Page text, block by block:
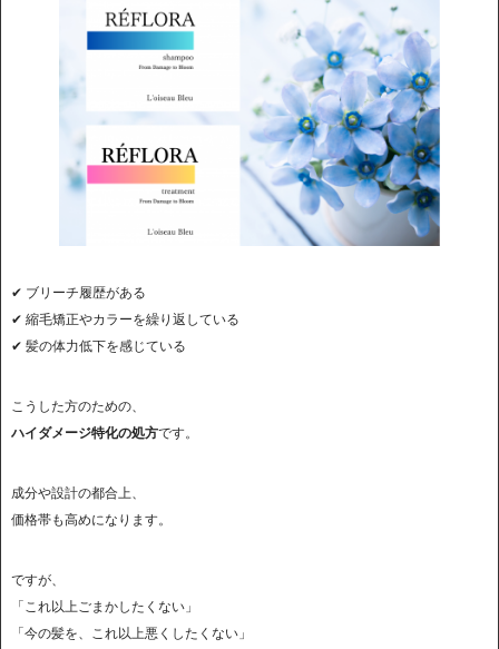
✔ ブリーチ履歴がある
✔ 縮毛矯正やカラーを繰り返している
✔ 髪の体力低下を感じている
こうした方のための、
ハイダメージ特化の処方です。
成分や設計の都合上、
価格帯も高めになります。
ですが、
「これ以上ごまかしたくない」
「今の髪を、これ以上悪くしたくない」